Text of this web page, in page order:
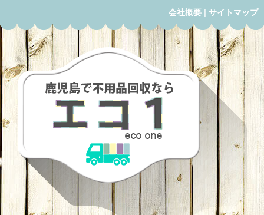
会社概要 | サイトマップ